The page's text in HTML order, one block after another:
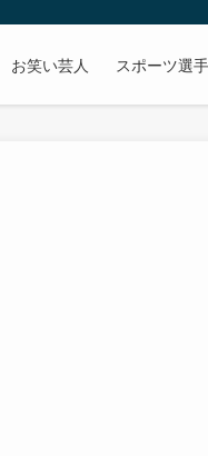
お笑い芸人 スポーツ選手